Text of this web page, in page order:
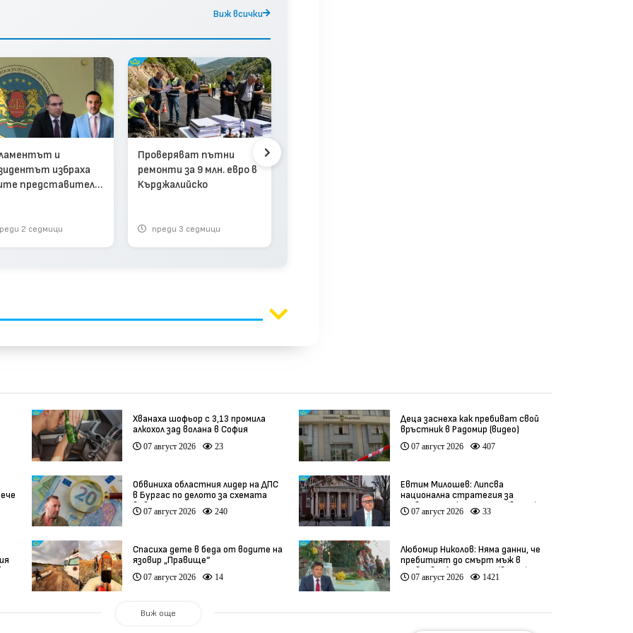
Виж всички
и
избраха
представители
2 седмици
Проверяват пътни
ремонти за 9 млн. евро в
Кърджалийско
преди 3 седмици
Хванаха шофьор с 3,13 промила
алкохол зад волана в София
07 август 2026 23
Деца заснеха как пребиват свой
връстник в Радомир (видео)
07 август 2026 407
Обвиниха областния лидер на ДПС
в Бургас по делото за схемата
във ВиК
07 август 2026 240
Евтим Милошев: Липсва
национална стратегия за
развитие на културата (видео)
07 август 2026 33
Спасиха дете в беда от водите на
язовир „Правище“
07 август 2026 14
Любомир Николов: Няма данни, че
пребитият до смърт мъж в
Пловдив е бил педофил (видео)
07 август 2026 1421
Виж още